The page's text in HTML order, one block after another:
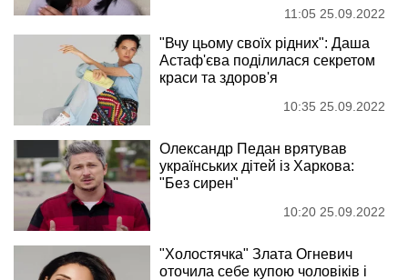
11:05 25.09.2022
"Вчу цьому своїх рідних": Даша
Астаф'єва поділилася секретом
краси та здоров'я
10:35 25.09.2022
Олександр Педан врятував
українських дітей із Харкова:
"Без сирен"
10:20 25.09.2022
"Холостячка" Злата Огневич
оточила себе купою чоловіків і